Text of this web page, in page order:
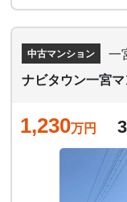
中古マンション
一
ナビタウン一宮
1,230万円